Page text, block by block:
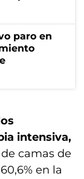
paro en
intensiva,
camas de
en la